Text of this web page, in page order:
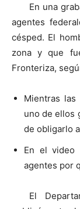
En una
agentes
césped. El
zona y que
Fronteriza,
Mientras
uno de ellos
de obligarlo
En el video
agentes por
El